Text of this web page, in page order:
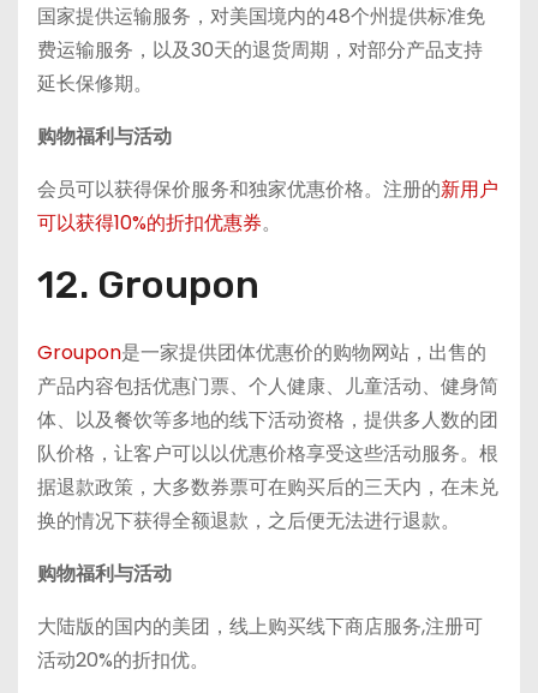
国家提供运输服务，对美国境内的48个州提供标准免
费运输服务，以及30天的退货周期，对部分产品支持
延长保修期。
购物福利与活动
会员可以获得保价服务和独家优惠价格。注册的新用户
可以获得10%的折扣优惠券。
12. Groupon
Groupon是一家提供团体优惠价的购物网站，出售的
产品内容包括优惠门票、个人健康、儿童活动、健身简
体、以及餐饮等多地的线下活动资格，提供多人数的团
队价格，让客户可以以优惠价格享受这些活动服务。根
据退款政策，大多数券票可在购买后的三天内，在未兑
换的情况下获得全额退款，之后便无法进行退款。
购物福利与活动
大陆版的国内的美团，线上购买线下商店服务,注册可
活动20%的折扣优。